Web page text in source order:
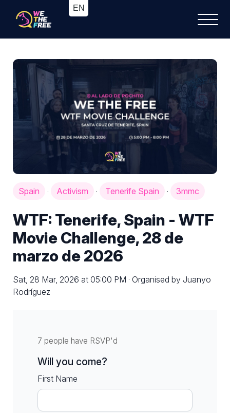
Spain · Activism · Tenerife Spain · 3mmc
WTF: Tenerife, Spain - WTF
Movie Challenge, 28 de
marzo de 2026
Sat, 28 Mar, 2026 at 05:00 PM · Organised by Juanyo
Rodríguez
7 people have RSVP'd
Will you come?
First Name